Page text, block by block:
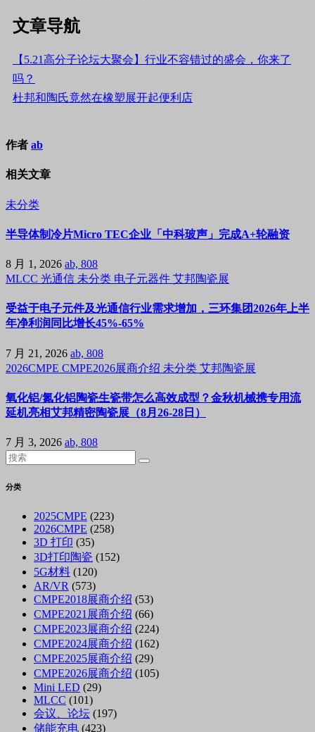
文章导航
【5.21高分子论坛大聚会】行业不容错过的盛会，你来了
吗？
杜邦和陶氏竟然在橡塑展开起便利店
作者 ab
相关文章
未分类
半导体制冷片Micro TEC企业「中科玻声」完成A+轮融资
8 月 1, 2026 ab, 808
MLCC 光通信 未分类 电子元器件 艾邦陶瓷展
受益于电子元件及光通信行业需求增加，三环集团2026年上半
年净利润同比增长45%-65%
7 月 21, 2026 ab, 808
2026CMPE CMPE2026展商介绍 未分类 艾邦陶瓷展
氧化铝/氮化铝陶瓷生瓷带怎么高效成型？金秋机械携专用流
延机亮相艾邦精密陶瓷展（8月26-28日）
7 月 3, 2026 ab, 808
分类
2025CMPE (223)
2026CMPE (258)
3D 打印 (35)
3D打印陶瓷 (152)
5G材料 (120)
AR/VR (573)
CMPE2018展商介绍 (53)
CMPE2021展商介绍 (66)
CMPE2023展商介绍 (224)
CMPE2024展商介绍 (162)
CMPE2025展商介绍 (29)
CMPE2026展商介绍 (105)
Mini LED (29)
MLCC (101)
会议、论坛 (197)
储能充电 (423)